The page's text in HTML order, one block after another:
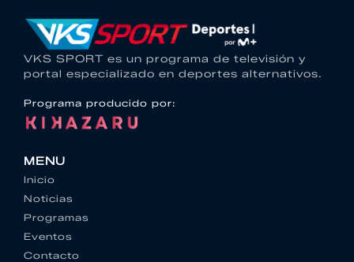
VKS SPORT es un programa de televisión y
portal especializado en deportes alternativos.
Programa producido por:
MENU
Inicio
Noticias
Programas
Eventos
Contacto